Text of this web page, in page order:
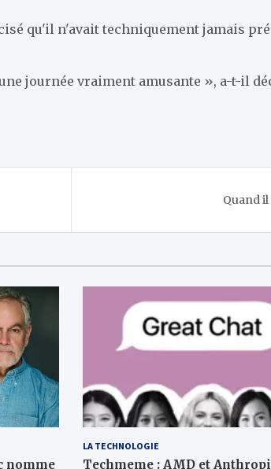
qu'il n'avait techniquement jamais
journée vraiment amusante », a-t-il
Quand
nomme
LA TECHNOLOGIE
Techmeme : AMD et